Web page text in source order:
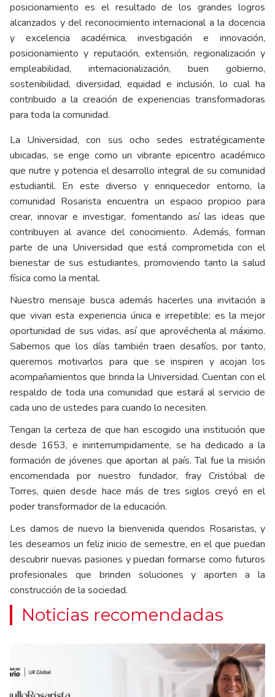
posicionamiento es el resultado de los grandes logros
alcanzados y del reconocimiento internacional a la docencia
y excelencia académica, investigación e innovación,
posicionamiento y reputación, extensión, regionalización y
empleabilidad, internacionalización, buen gobierno,
sostenibilidad, diversidad, equidad e inclusión, lo cual ha
contribuido a la creación de experiencias transformadoras
para toda la comunidad.
La Universidad, con sus ocho sedes estratégicamente
ubicadas, se erige como un vibrante epicentro académico
que nutre y potencia el desarrollo integral de su comunidad
estudiantil. En este diverso y enriquecedor entorno, la
comunidad Rosarista encuentra un espacio propicio para
crear, innovar e investigar, fomentando así las ideas que
contribuyen al avance del conocimiento. Además, forman
parte de una Universidad que está comprometida con el
bienestar de sus estudiantes, promoviendo tanto la salud
física como la mental.
Nuestro mensaje busca además hacerles una invitación a
que vivan esta experiencia única e irrepetible; es la mejor
oportunidad de sus vidas, así que aprovéchenla al máximo.
Sabemos que los días también traen desafíos, por tanto,
queremosmotivarlos para que se inspiren y acojan los
acompañamientos que brinda la Universidad. Cuentan con el
respaldo de toda una comunidad que estará al servicio de
cada uno de ustedes para cuando lo necesiten.
Tengan la certeza de que han escogido una institución que
desde 1653, e ininterrumpidamente, se ha dedicado a la
formación de jóvenes que aportan al país. Tal fue la misión
encomendada por nuestro fundador, fray Cristóbal de
Torres, quien desde hace más de tres siglos creyó en el
poder transformador de la educación.
Les damos de nuevo la bienvenida queridos Rosaristas, y
les deseamos un feliz inicio de semestre, en el que puedan
descubrir nuevas pasiones y puedan formarse como futuros
profesionales que brinden soluciones y aporten a la
construcción de la sociedad.
Noticias recomendadas